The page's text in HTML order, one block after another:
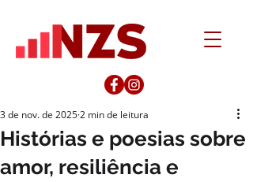
Histórias e poesias sobre
amor, resiliência e
3 de nov. de 20252 min de leitura